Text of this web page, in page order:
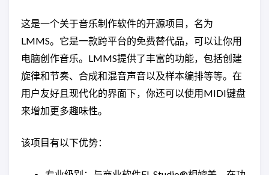
这是一个关于音乐制作软件的开源项目，名为
LMMS。它是一款跨平台的免费替代品，可以让你用
电脑创作音乐。LMMS提供了丰富的功能，包括创建
旋律和节奏、合成和混音声音以及样本编排等等。在
用户友好且现代化的界面下，你还可以使用MIDI键盘
来增加更多趣味性。
该项目有以下优势：